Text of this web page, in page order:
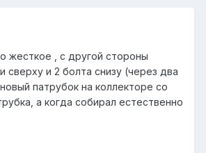
жесткое , с другой стороны
сверху и 2 болта снизу (через два
патрубок на коллекторе со
а когда собирал естественно